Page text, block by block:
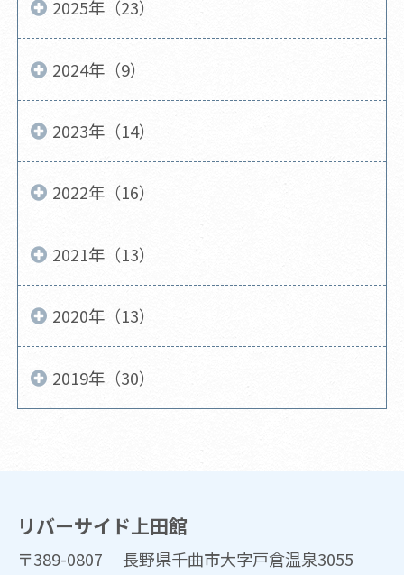
2025年（23）
2024年（9）
2023年（14）
2022年（16）
2021年（13）
2020年（13）
2019年（30）
リバーサイド上田館
〒389-0807 長野県千曲市大字戸倉温泉3055